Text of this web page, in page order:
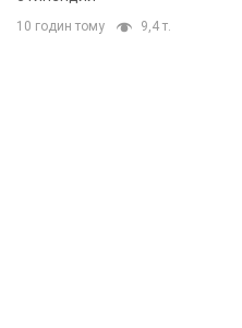
10 годин тому 9,4 т.